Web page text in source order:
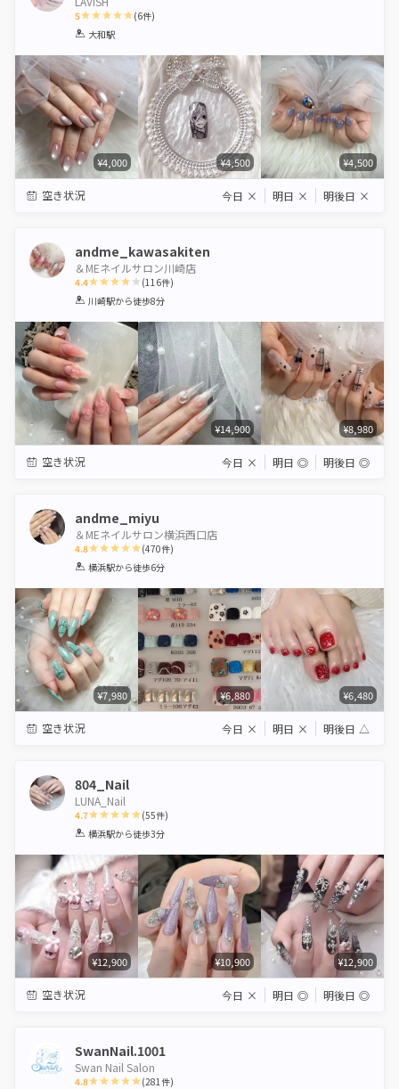
5
1 2 3 4
(6件)
大和駅
¥4,000 ¥4,500 ¥4,500
空き状況 今日 × 明日 × 明後日 ×
andme_kawasakiten
＆MEネイルサロン川崎店
4.4
1 2 3 4 5
(116件)
川崎駅から徒歩8分
¥14,900 ¥8,980
空き状況 今日 × 明日 ◎ 明後日 ◎
andme_miyu
＆MEネイルサロン横浜西口店
4.8
1 2 3 4 5
(470件)
横浜駅から徒歩6分
¥7,980 ¥6,880 ¥6,480
空き状況 今日 × 明日 × 明後日 △
804_Nail
LUNA_Nail
4.7
1 2 3 4 5
(55件)
横浜駅から徒歩3分
¥12,900 ¥10,900 ¥12,900
空き状況 今日 × 明日 ◎ 明後日 ◎
SwanNail.1001
Swan Nail Salon
4.8 (281件)